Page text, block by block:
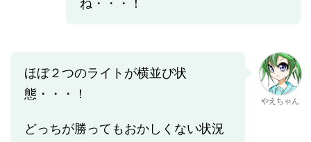
ね・・・！
ほぼ２つのライトが横並び状
態・・・！
どっちが勝ってもおかしくない状況
やえちゃん